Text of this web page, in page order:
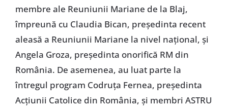
membre ale Reuniunii Mariane de la Blaj,
împreună cu Claudia Bican, președinta recent
aleasă a Reuniunii Mariane la nivel național, și
Angela Groza, președinta onorifică RM din
România. De asemenea, au luat parte la
întregul program Codruța Fernea, președinta
Acțiunii Catolice din România, și membri ASTRU